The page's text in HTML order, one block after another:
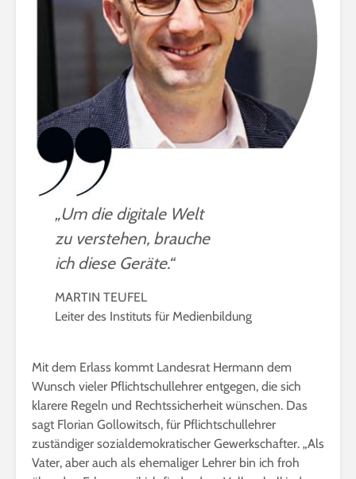
„Um die digitale Welt
zu verstehen, brauche
ich diese Geräte.“
MARTIN TEUFEL
Leiter des Instituts für Medienbildung
Mit dem Erlass kommt Landesrat Hermann dem
Wunsch vieler Pflichtschullehrer entgegen, die sich
klarere Regeln und Rechtssicherheit wünschen. Das
sagt Florian Gollowitsch, für Pflichtschullehrer
zuständiger sozialdemokratischer Gewerkschafter. „Als
Vater, aber auch als ehemaliger Lehrer bin ich froh